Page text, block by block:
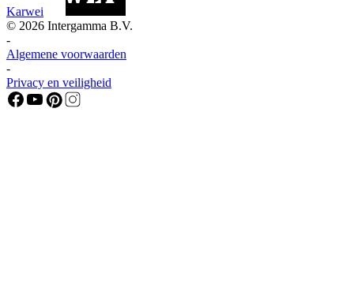
Karwei
© 2026 Intergamma B.V.
-
Algemene voorwaarden
-
Privacy en veiligheid